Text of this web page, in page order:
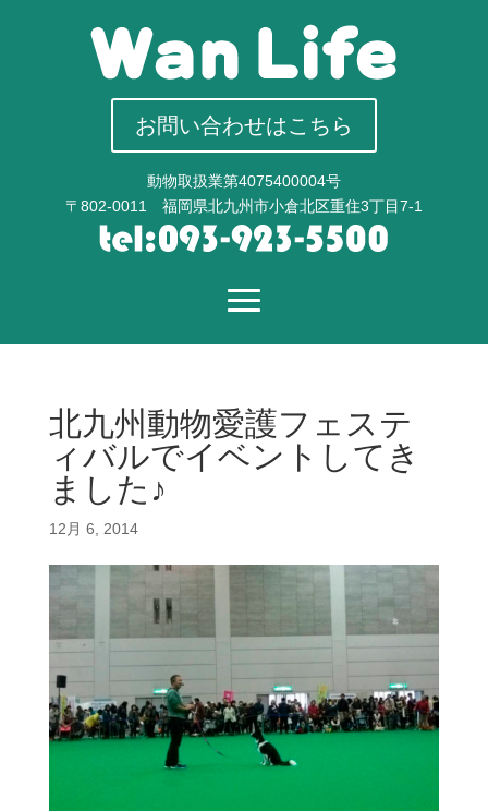
お問い合わせはこちら
動物取扱業第4075400004号
〒802-0011 福岡県北九州市小倉北区重住3丁目7-1
北九州動物愛護フェステ
ィバルでイベントしてき
ました♪
12月 6, 2014